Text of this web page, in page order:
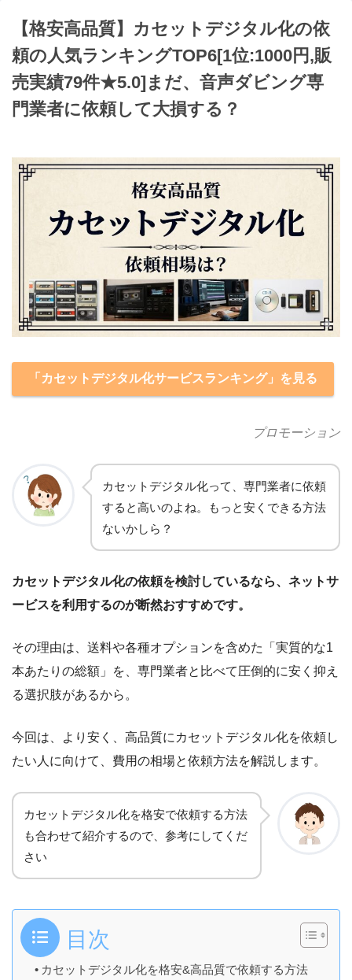
【格安高品質】カセットデジタル化の依
頼の人気ランキングTOP6[1位:1000円,販
売実績79件★5.0]まだ、音声ダビング専
門業者に依頼して大損する？
「カセットデジタル化サービスランキング」を見る
プロモーション
カセットデジタル化って、専門業者に依頼
すると高いのよね。もっと安くできる方法
ないかしら？
カセットデジタル化の依頼を検討しているなら、ネットサ
ービスを利用するのが断然おすすめです。
その理由は、送料や各種オプションを含めた「実質的な1
本あたりの総額」を、専門業者と比べて圧倒的に安く抑え
る選択肢があるから。
今回は、より安く、高品質にカセットデジタル化を依頼し
たい人に向けて、費用の相場と依頼方法を解説します。
カセットデジタル化を格安で依頼する方法
も合わせて紹介するので、参考にしてくだ
さい
目次
カセットデジタル化を格安&高品質で依頼する方法